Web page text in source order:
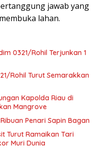
jawab yang
lahan.
0321/Rohil Terjunkan 1
Rohil Turut Semarakkan
Kapolda Riau di
Mangrove
Penari Sapin Bagan
Turut Ramaikan Tari
Muri Dunia